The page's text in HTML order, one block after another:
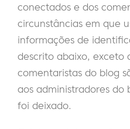
conectados e dos
circunstâncias em que
informações de
descrito abaixo, exceto
comentaristas do blog
aos administradores
foi deixado.